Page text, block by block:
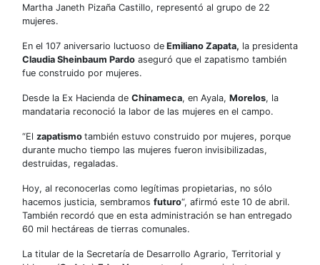
Martha Janeth Pizaña Castillo, representó al grupo de 22
mujeres.
En el 107 aniversario luctuoso de Emiliano Zapata, la presidenta
Claudia Sheinbaum Pardo aseguró que el zapatismo también
fue construido por mujeres.
Desde la Ex Hacienda de Chinameca, en Ayala, Morelos, la
mandataria reconoció la labor de las mujeres en el campo.
“El zapatismo también estuvo construido por mujeres, porque
durante mucho tiempo las mujeres fueron invisibilizadas,
destruidas, regaladas.
Hoy, al reconocerlas como legítimas propietarias, no sólo
hacemos justicia, sembramos futuro“, afirmó este 10 de abril.
También recordó que en esta administración se han entregado
60 mil hectáreas de tierras comunales.
La titular de la Secretaría de Desarrollo Agrario, Territorial y